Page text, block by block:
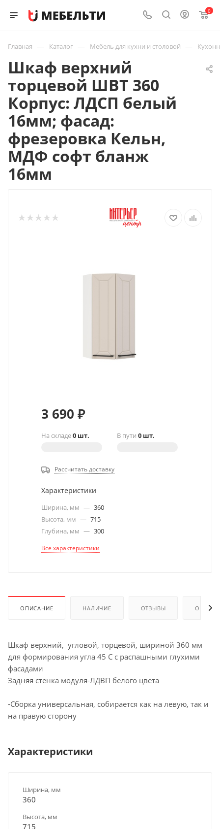
0
Главная — Каталог — Мебель для кухни и столовой —
Шкаф верхний
торцевой ШВТ 360
Корпус: ЛДСП белый
16мм; фасад:
фрезеровка Кельн,
МДФ софт бланж
16мм
3 690 ₽
На складе0 шт. В пути 0 шт.
Рассчитать доставку
Характеристики
Ширина, мм — 360
Высота, мм — 715
Глубина, мм — 300
Все характеристики
ОПИСАНИЕ НАЛИЧИЕ ОТЗЫВЫ ОПЛАТА
Шкаф верхний, угловой, торцевой, шириной 360 мм
для формирования угла 45 С с распашными глухими
фасадами
Задняя стенка модуля-ЛДВП белого цвета
-Сборка универсальная, собирается как на левую, так и
на правую сторону
Характеристики
Ширина, мм
360
Высота, мм
715